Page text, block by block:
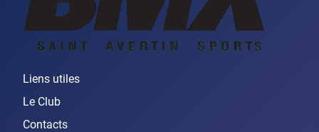
Liens utiles
Le Club
Contacts